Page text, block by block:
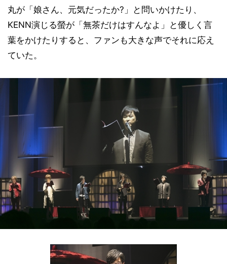
丸が「娘さん、元気だったか?」と問いかけたり、
KENN演じる螢が「無茶だけはすんなよ」と優しく言
葉をかけたりすると、ファンも大きな声でそれに応え
ていた。